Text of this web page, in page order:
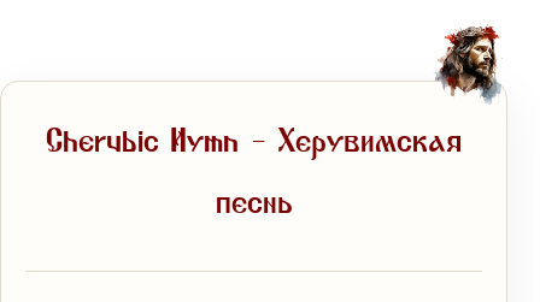
Cherubic Hymn — Херувимская
песнь